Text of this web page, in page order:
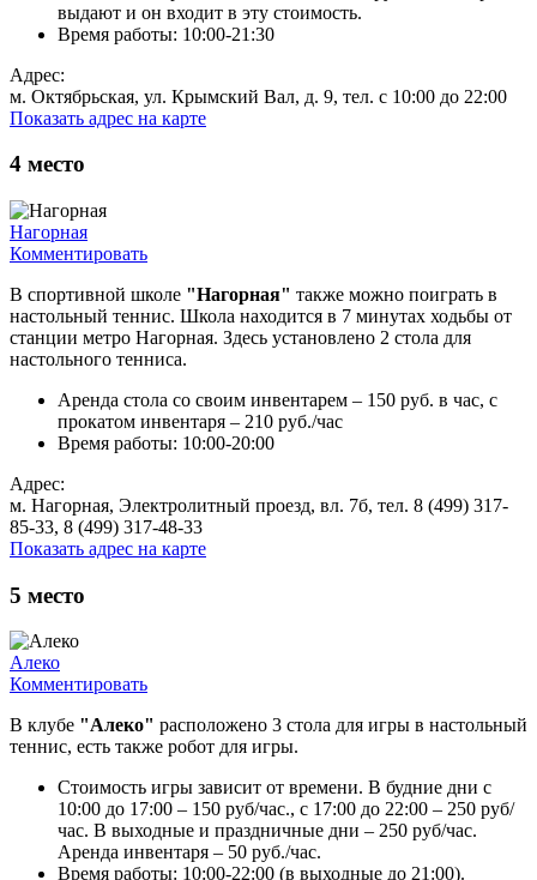
выдают и он входит в эту стоимость.
Время работы: 10:00-21:30
Адрес:
м. Октябрьская, ул. Крымский Вал, д. 9, тел. с 10:00 до 22:00
Показать адрес на карте
4 место
Нагорная
Комментировать
В спортивной школе "Нагорная" также можно поиграть в
настольный теннис. Школа находится в 7 минутах ходьбы от
станции метро Нагорная. Здесь установлено 2 стола для
настольного тенниса.
Аренда стола со своим инвентарем – 150 руб. в час, с
прокатом инвентаря – 210 руб./час
Время работы: 10:00-20:00
Адрес:
м. Нагорная, Электролитный проезд, вл. 7б, тел. 8 (499) 317-
85-33, 8 (499) 317-48-33
Показать адрес на карте
5 место
Алеко
Комментировать
В клубе "Алеко" расположено 3 стола для игры в настольный
теннис, есть также робот для игры.
Стоимость игры зависит от времени. В будние дни с
10:00 до 17:00 – 150 руб/час., с 17:00 до 22:00 – 250 руб/
час. В выходные и праздничные дни – 250 руб/час.
Аренда инвентаря – 50 руб./час.
Время работы: 10:00-22:00 (в выходные до 21:00).